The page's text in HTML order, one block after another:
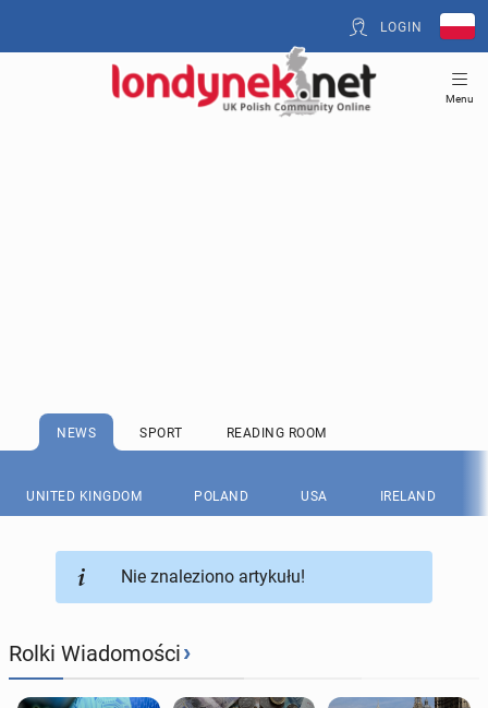
LOGIN
Menu
NEWS SPORT READING ROOM
UNITED KINGDOM POLAND USA IRELAND
Nie znaleziono artykułu!
Rolki Wiadomości›